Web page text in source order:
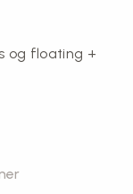
og floating +